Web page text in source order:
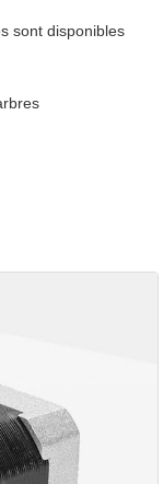
sont disponibles